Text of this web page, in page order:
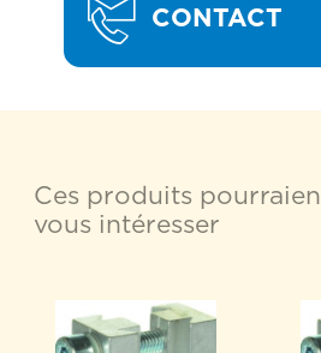
CONTACT
Ces produits
vous intéresser